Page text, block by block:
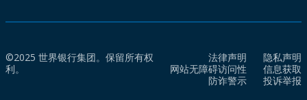
©2025 世界银行集团。保留所有权
利。
法律声明
隐私声明
网站无障碍访问性
信息获取
防诈警示
投诉举报